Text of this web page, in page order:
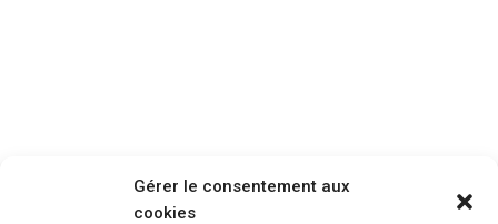
Gérer le consentement aux
cookies